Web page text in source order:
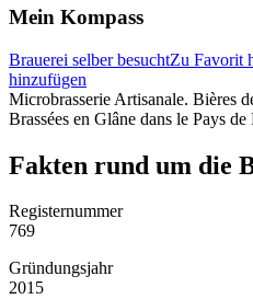
Mein Kompass
Brauerei selber besuchtZu Favorit
hinzufügen
Microbrasserie Artisanale. Bières
Brassées en Glâne dans le Pays
Fakten rund um die
Registernummer
769
Gründungsjahr
2015